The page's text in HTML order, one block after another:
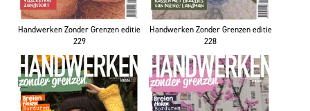
Handwerken Zonder Grenzen editie
229
Handwerken Zonder Grenzen editie
228